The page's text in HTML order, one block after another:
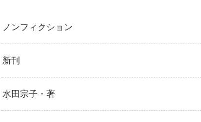
ノンフィクション
新刊
水田宗子 ・著